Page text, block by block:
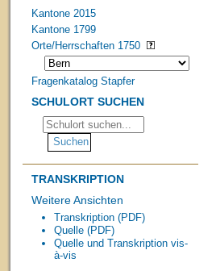
Kantone 2015
Kantone 1799
Orte/Herrschaften 1750
Fragenkatalog Stapfer
SCHULORT SUCHEN
TRANSKRIPTION
Weitere Ansichten
Transkription (PDF)
Quelle (PDF)
Quelle und Transkription vis-
à-vis